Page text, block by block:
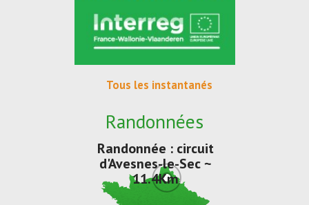
Tous les instantanés
Randonnées
Randonnée : circuit
d'Avesnes-le-Sec ~
11.4Km